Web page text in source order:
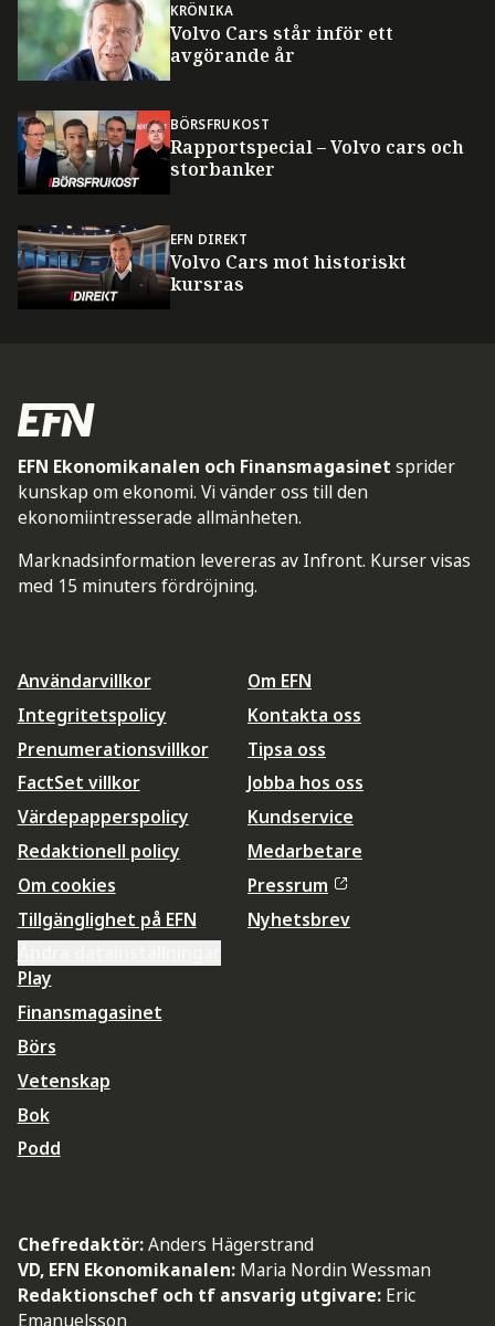
KRÖNIKA
Volvo Cars står inför ett
avgörande år
BÖRSFRUKOST
Rapportspecial – Volvo cars och
storbanker
EFN DIREKT
Volvo Cars mot historiskt
kursras
EFN Ekonomikanalen och Finansmagasinet sprider
kunskap om ekonomi. Vi vänder oss till den
ekonomiintresserade allmänheten.
Marknadsinformation levereras av Infront. Kurser visas
med 15 minuters fördröjning.
Användarvillkor
Integritetspolicy
Prenumerationsvillkor
FactSet villkor
Värdepapperspolicy
Redaktionell policy
Om cookies
Tillgänglighet på EFN
Om EFN
Kontakta oss
Tipsa oss
Jobba hos oss
Kundservice
Medarbetare
Pressrum
Nyhetsbrev
Play
Finansmagasinet
Börs
Vetenskap
Bok
Podd
Chefredaktör:Anders Hägerstrand
VD, EFN Ekonomikanalen: Maria Nordin Wessman
Redaktionschef och tf ansvarig utgivare: Eric
Emanuelsson